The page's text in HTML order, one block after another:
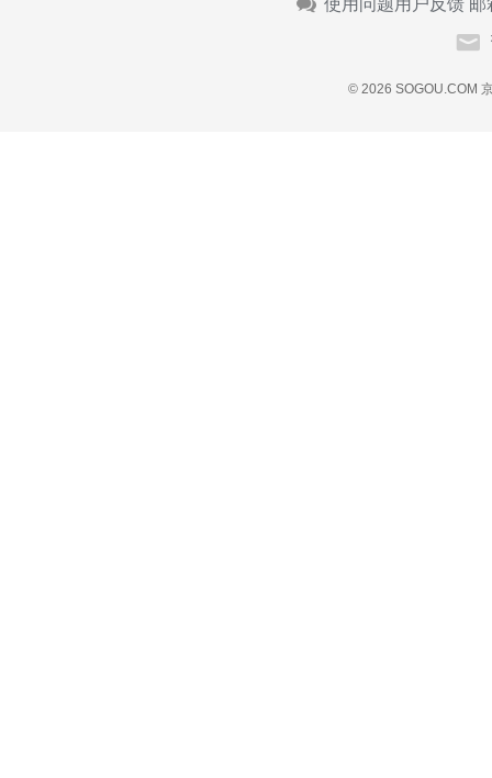
使用问题用户反馈 邮
© 2026 SOGOU.COM